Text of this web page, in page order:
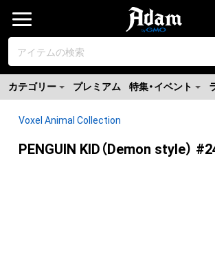
カテゴリー プレミアム 特集・イベント
Voxel Animal Collection
PENGUIN KID（Demon style）